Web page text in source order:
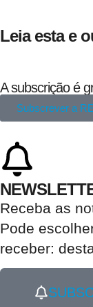
Leia esta e
A subscrição é
Subscrever a
Receba as
Pode
receber: